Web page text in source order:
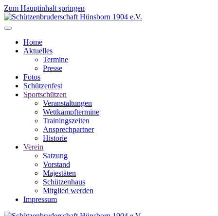
Zum Hauptinhalt springen
Home
Aktuelles
Termine
Presse
Fotos
Schützenfest
Sportschützen
Veranstaltungen
Wettkampftermine
Trainingszeiten
Ansprechpartner
Historie
Verein
Satzung
Vorstand
Majestäten
Schützenhaus
Mitglied werden
Impressum